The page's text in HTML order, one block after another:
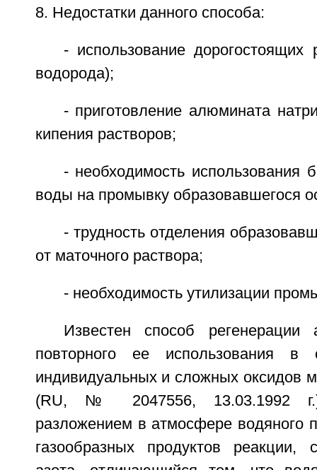
8. Недостатки данного способа:
- использование дорогостоящих
водорода);
- приготовление алюмината
кипения растворов;
- необходимость использования
воды на промывку образовавшегося
- трудность отделения
от маточного раствора;
- необходимость утилизации
Известен способ регенерации
повторного ее использования в
индивидуальных и сложных оксидов
(RU, № 2047556, 13.03.1992
разложением в атмосфере водяного
газообразных продуктов реакции,